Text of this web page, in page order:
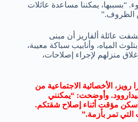
“بسببها، يمكننا مساعدة عائلات
الظروف.”
عائلة ألفاريز أن مبنى
المياه، وأنابيب سباكة معيبة،
منزلهم لإجراء إصلاحات،
الأخصائية الاجتماعية من
وأوضحت: “يمكنني
مؤقت أثناء إصلاح شقتكم.
التي تمر بأزمة.”